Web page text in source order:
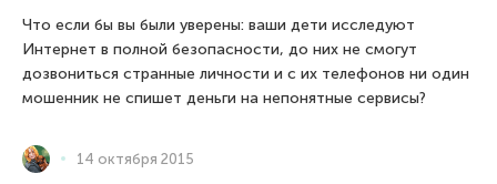
Что если бы вы были уверены: ваши дети исследуют
Интернет в полной безопасности, до них не смогут
дозвониться странные личности и с их телефонов ни один
мошенник не спишет деньги на непонятные сервисы?
14 октября 2015